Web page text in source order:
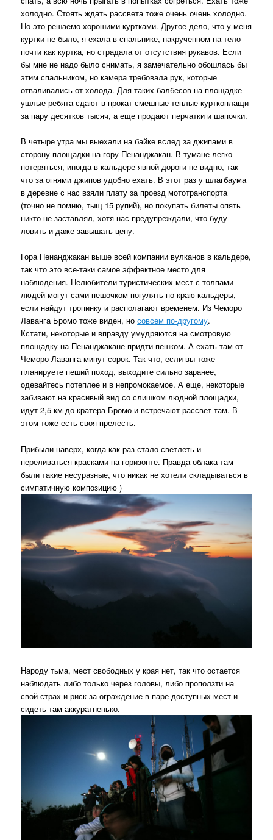
холодно. Стоять ждать рассвета тоже очень очень холодно.
Но это решаемо хорошими куртками. Другое дело, что у меня
куртки не было, я ехала в спальнике, накрученном на тело
почти как куртка, но страдала от отсутствия рукавов. Если
бы мне не надо было снимать, я замечательно обошлась бы
этим спальником, но камера требовала рук, которые
отваливались от холода. Для таких балбесов на площадке
ушлые ребята сдают в прокат смешные теплые курткоплащи
за пару десятков тысяч, а еще продают перчатки и шапочки.
В четыре утра мы выехали на байке вслед за джипами в
сторону площадки на гору Пенанджакан. В тумане легко
потеряться, иногда в кальдере явной дороги не видно, так
что за огнями джипов удобно ехать. В этот раз у шлагбаума
в деревне с нас взяли плату за проезд мототранспорта
(точно не помню, тыщ 15 рупий), но покупать билеты опять
никто не заставлял, хотя нас предупреждали, что буду
ловить и даже завышать цену.
Гора Пенанджакан выше всей компании вулканов в кальдере,
так что это все-таки самое эффектное место для
наблюдения. Нелюбители туристических мест с толпами
людей могут сами пешочком погулять по краю кальдеры,
если найдут тропинку и располагают временем. Из Чеморо
Лаванга Бромо тоже виден, носовсем по-другому.
Кстати, некоторые и вправду умудряются на смотровую
площадку на Пенанджакане придти пешком. А ехать там от
Чеморо Лаванга минут сорок. Так что, если вы тоже
планируете пеший поход, выходите сильно заранее,
одевайтесь потеплее и в непромокаемое. А еще, некоторые
забивают на красивый вид со слишком людной площадки,
идут 2,5 км до кратера Бромо и встречают рассвет там. В
этом тоже есть своя прелесть.
Прибыли наверх, когда как раз стало светлеть и
переливаться красками на горизонте. Правда облака там
были такие несуразные, что никак не хотели складываться в
симпатичную композицию )
Народу тьма, мест свободных у края нет, так что остается
наблюдать либо только через головы, либо проползти на
свой страх и риск за ограждение в паре доступных мест и
сидеть там аккуратненько.